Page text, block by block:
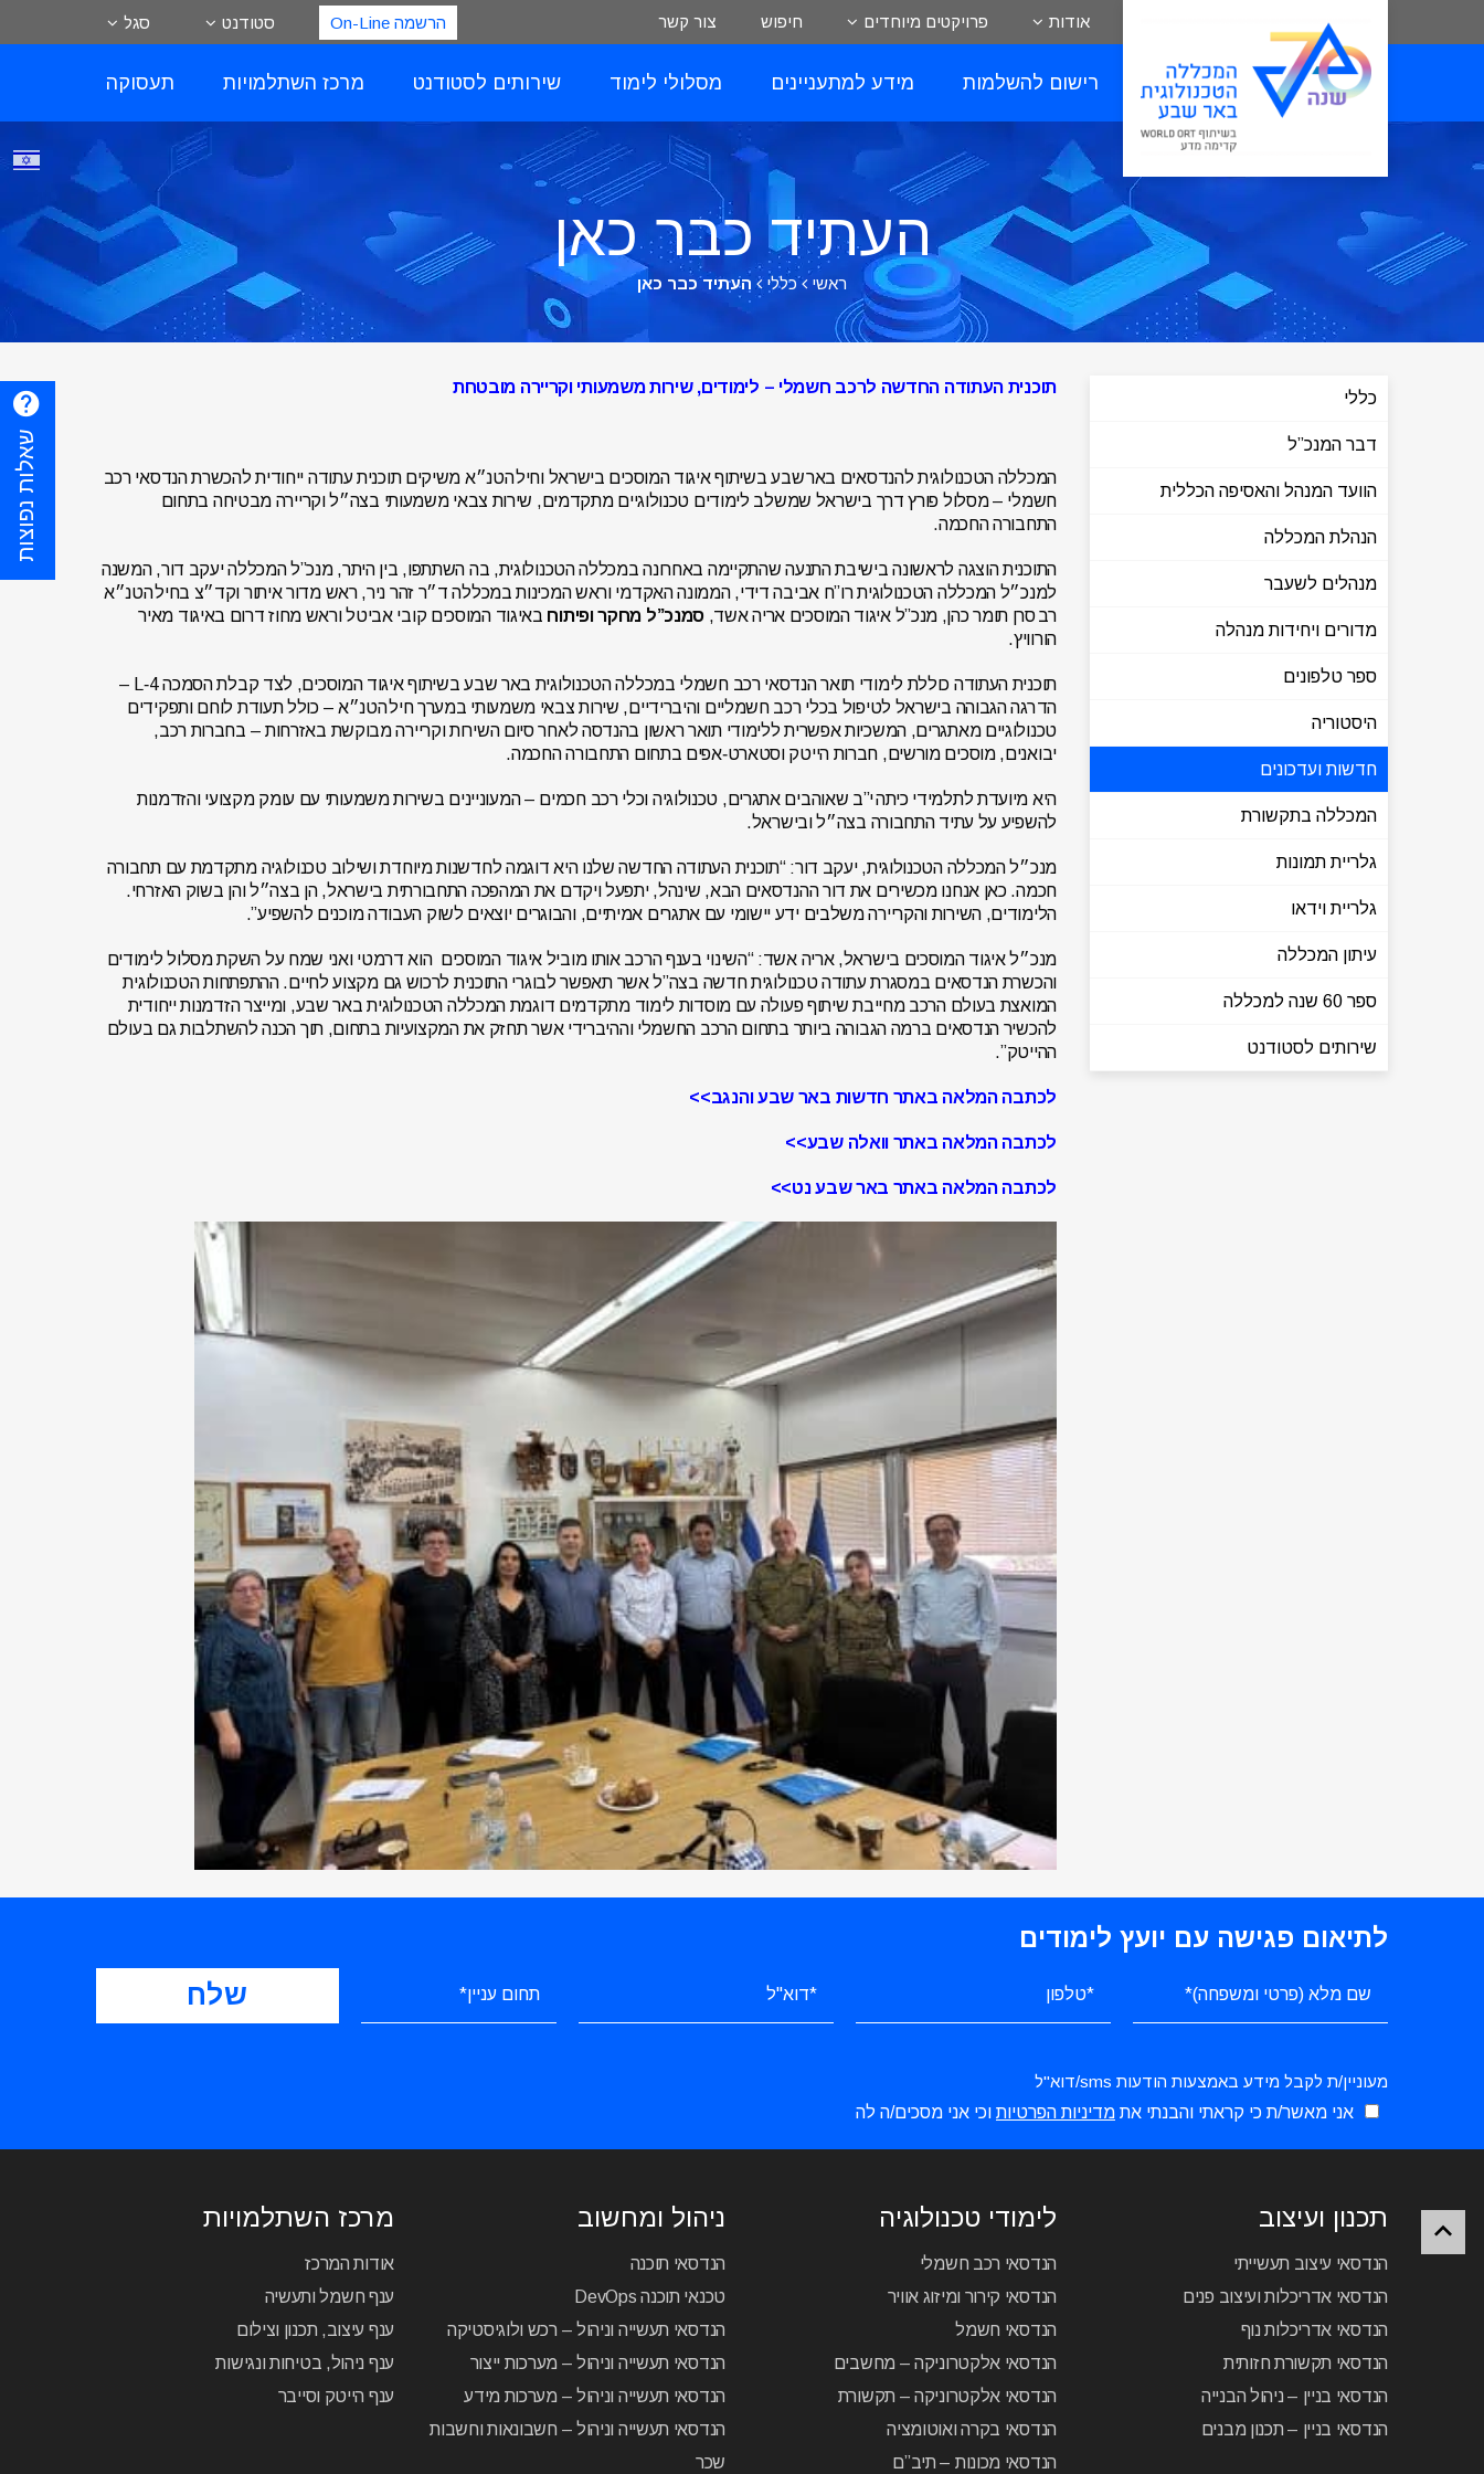
אודות פרויקטים מיוחדים חיפוש צור קשר הרשמה On-Line סטודנט סגל
רישום להשלמות מידע למתעניינים מסלולי לימוד שירותים לסטודנט מרכז השתלמויות תעסוקה
העתיד כבר כאן
ראשי כללי העתיד כבר כאן
כללי
דבר המנכ”ל
הוועד המנהל והאסיפה הכללית
הנהלת המכללה
מנהלים לשעבר
מדורים ויחידות מנהלה
ספר טלפונים
היסטוריה
חדשות ועדכונים
המכללה בתקשורת
גלריית תמונות
גלריית וידאו
עיתון המכללה
ספר 60 שנה למכללה
שירותים לסטודנט
תוכנית העתודה החדשה לרכב חשמלי – לימודים, שירות משמעותי וקריירה מובטחת
המכללה הטכנולוגית להנדסאים באר שבע בשיתוף איגוד המוסכים בישראל וחיל הטנ״א משיקים תוכנית עתודה ייחודית להכשרת הנדסאי רכב
חשמלי – מסלול פורץ דרך בישראל שמשלב לימודים טכנולוגיים מתקדמים, שירות צבאי משמעותי בצה״ל וקריירה מבטיחה בתחום
התחבורה החכמה.
התוכנית הוצגה לראשונה בישיבת התנעה שהתקיימה באחרונה במכללה הטכנולוגית, בה השתתפו, בין היתר, מנכ”ל המכללה יעקב דור, המשנה
למנכ״ל המכללה הטכנולוגית רו”ח אביבה דידי, הממונה האקדמי וראש המכינות במכללה ד״ר זהר ניר, ראש מדור איתור וקד״צ בחיל הטנ״א
רב סרן תומר כהן, מנכ”ל איגוד המוסכים אריה אשד, סמנכ”ל מחקר ופיתוח באיגוד המוסכים קובי אביטל וראש מחוז דרום באיגוד מאיר
הורוויץ.
תוכנית העתודה כוללת לימודי תואר הנדסאי רכב חשמלי במכללה הטכנולוגית באר שבע בשיתוף איגוד המוסכים, לצד קבלת הסמכה L‑4 –
הדרגה הגבוהה בישראל לטיפול בכלי רכב חשמליים והיברידיים, שירות צבאי משמעותי במערך חיל הטנ״א – כולל תעודת לוחם ותפקידים
טכנולוגיים מאתגרים, המשכיות אפשרית ללימודי תואר ראשון בהנדסה לאחר סיום השירות וקריירה מבוקשת באזרחות – בחברות רכב,
יבואנים, מוסכים מורשים, חברות הייטק וסטארט‑אפים בתחום התחבורה החכמה.
היא מיועדת לתלמידי כיתה י”ב שאוהבים אתגרים, טכנולוגיה וכלי רכב חכמים – המעוניינים בשירות משמעותי עם עומק מקצועי והזדמנות
להשפיע על עתיד התחבורה בצה״ל ובישראל.
מנכ״ל המכללה הטכנולוגית, יעקב דור: “תוכנית העתודה החדשה שלנו היא דוגמה לחדשנות מיוחדת ושילוב טכנולוגיה מתקדמת עם תחבורה
חכמה. כאן אנחנו מכשירים את דור ההנדסאים הבא, שינהל, יתפעל ויקדם את המהפכה התחבורתית בישראל, הן בצה״ל והן בשוק האזרחי.
הלימודים, השירות והקריירה משלבים ידע יישומי עם אתגרים אמיתיים, והבוגרים יוצאים לשוק העבודה מוכנים להשפיע”.
מנכ״ל איגוד המוסכים בישראל, אריה אשד: “השינוי בענף הרכב אותו מוביל איגוד המוסכים הוא דרמטי ואני שמח על השקת מסלול לימודים
והכשרת הנדסאים במסגרת עתודה טכנולוגית חדשה בצה”ל אשר תאפשר לבוגרי התוכנית לרכוש גם מקצוע לחיים. ההתפתחות הטכנולוגית
המואצת בעולם הרכב מחייבת שיתוף פעולה עם מוסדות לימוד מתקדמים דוגמת המכללה הטכנולוגית באר שבע, ומייצר הזדמנות ייחודית
להכשיר הנדסאים ברמה הגבוהה ביותר בתחום הרכב החשמלי וההיברידי אשר תחזק את המקצועיות בתחום, תוך הכנה להשתלבות גם בעולם
ההייטק”.
לכתבה המלאה באתר חדשות באר שבע והנגב>>
לכתבה המלאה באתר וואלה שבע>>
לכתבה המלאה באתר באר שבע נט>>
לתיאום פגישה עם יועץ לימודים
מעוניין/ת לקבל מידע באמצעות הודעות sms/דוא"ל
אני מאשר/ת כי קראתי והבנתי את מדיניות הפרטיות וכי אני מסכים/ה לה
תכנון ועיצוב
הנדסאי עיצוב תעשייתי
הנדסאי אדריכלות ועיצוב פנים
הנדסאי אדריכלות נוף
הנדסאי תקשורת חזותית
הנדסאי בניין – ניהול הבנייה
הנדסאי בניין – תכנון מבנים
לימודי טכנולוגיה
הנדסאי רכב חשמלי
הנדסאי קירור ומיזוג אוויר
הנדסאי חשמל
הנדסאי אלקטרוניקה – מחשבים
הנדסאי אלקטרוניקה – תקשורת
הנדסאי בקרה ואוטומציה
הנדסאי מכונות – תיב”ם
ניהול ומחשוב
הנדסאי תוכנה
טכנאי תוכנה DevOps
הנדסאי תעשייה וניהול – רכש ולוגיסטיקה
הנדסאי תעשייה וניהול – מערכות ייצור
הנדסאי תעשייה וניהול – מערכות מידע
הנדסאי תעשייה וניהול – חשבונאות וחשבות
שכר
מרכז השתלמויות
אודות המרכז
ענף חשמל ותעשיה
ענף עיצוב, תכנון וצילום
ענף ניהול, בטיחות ונגישות
ענף הייטק וסייבר
שאלות נפוצות